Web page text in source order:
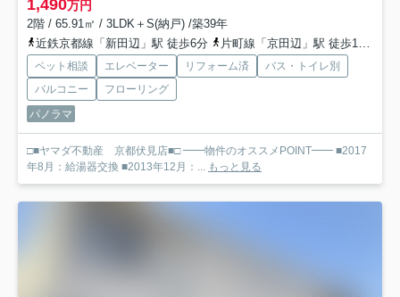
1,490万円
2階 / 65.91㎡ / 3LDK＋S(納戸) /築39年
近鉄京都線「新田辺」駅 徒歩6分
片町線「京田辺」駅 徒歩12分
ペット相談 エレベーター リフォーム済
バス・トイレ別
バルコニー
フローリング
パノラマ
□■ヤマダ不動産 京都伏見店■□ ━━物件のオススメPOINT━━ ■2017
年8月：給湯器交換 ■2013年12月：... もっと見る